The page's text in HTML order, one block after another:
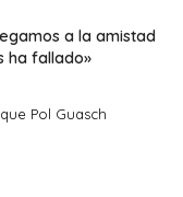
a la amistad
ha fallado»
Pol Guasch